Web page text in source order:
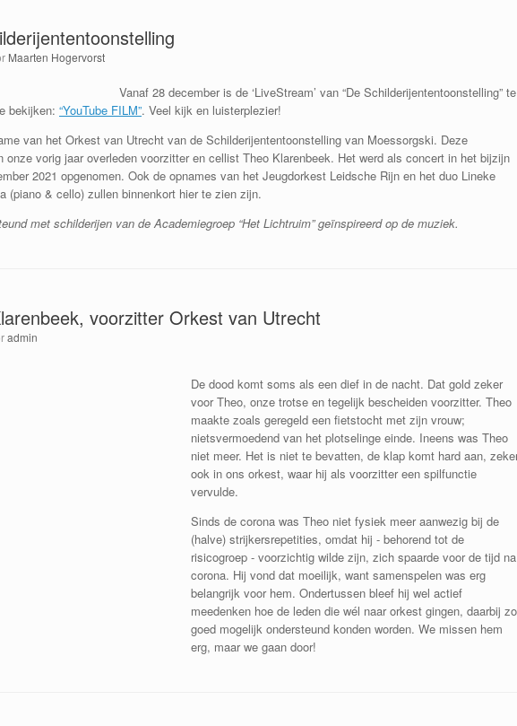
Maarten Hogervorst
Vanaf 28 december is de ‘LiveStream’ van “De Schilderijententoonstelling” te
bekijken: “YouTube FILM”. Veel kijk en luisterplezier!
van het Orkest van Utrecht van de Schilderijententoonstelling van Moessorgski. Deze
onze vorig jaar overleden voorzitter en cellist Theo Klarenbeek. Het werd als concert in het bijzijn
2021 opgenomen. Ook de opnames van het Jeugdorkest Leidsche Rijn en het duo Lineke
(piano & cello) zullen binnenkort hier te zien zijn.
met schilderijen van de Academiegroep “Het Lichtruim” geïnspireerd op de muziek.
voorzitter Orkest van Utrecht
admin
De dood komt soms als een dief in de nacht. Dat gold zeker
voor Theo, onze trotse en tegelijk bescheiden voorzitter. Theo
maakte zoals geregeld een fietstocht met zijn vrouw;
nietsvermoedend van het plotselinge einde. Ineens was Theo
niet meer. Het is niet te bevatten, de klap komt hard aan,
ook in ons orkest, waar hij als voorzitter een spilfunctie
vervulde.
Sinds de corona was Theo niet fysiek meer aanwezig bij de
(halve) strijkersrepetities, omdat hij - behorend tot de
risicogroep - voorzichtig wilde zijn, zich spaarde voor de tijd na
corona. Hij vond dat moeilijk, want samenspelen was erg
belangrijk voor hem. Ondertussen bleef hij wel actief
meedenken hoe de leden die wél naar orkest gingen, daarbij zo
goed mogelijk ondersteund konden worden. We missen hem
erg, maar we gaan door!